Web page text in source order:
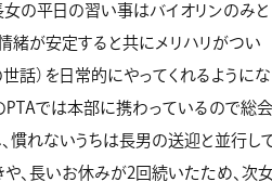
女の平日の習い事はバイオリンのみと
緒が安定すると共にメリハリがつい
話）を日常的にやってくれるようにな
PTAでは本部に携わっているので総会
慣れないうちは長男の送迎と並行し
、長いお休みが2回続いたため、次